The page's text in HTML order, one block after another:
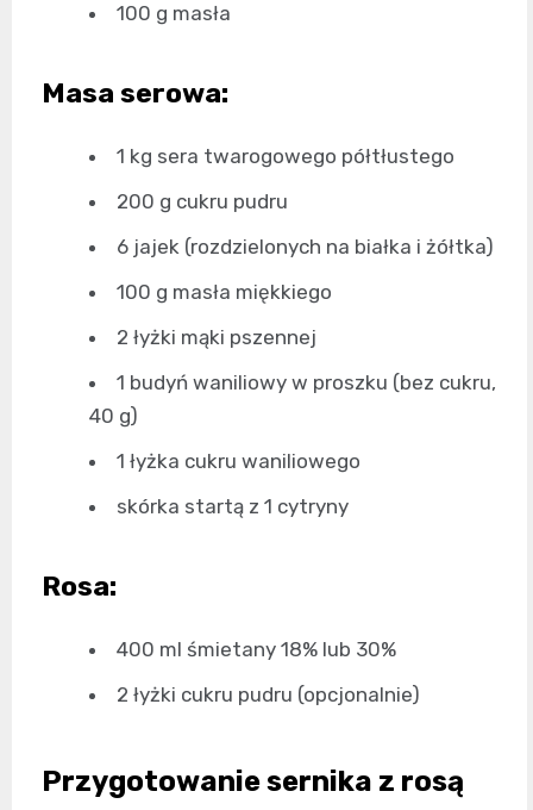
100 g masła
Masa serowa:
1 kg sera twarogowego półtłustego
200 g cukru pudru
6 jajek (rozdzielonych na białka i żółtka)
100 g masła miękkiego
2 łyżki mąki pszennej
1 budyń waniliowy w proszku (bez cukru,
40 g)
1 łyżka cukru waniliowego
skórka startą z 1 cytryny
Rosa:
400 ml śmietany 18% lub 30%
2 łyżki cukru pudru (opcjonalnie)
Przygotowanie sernika z rosą